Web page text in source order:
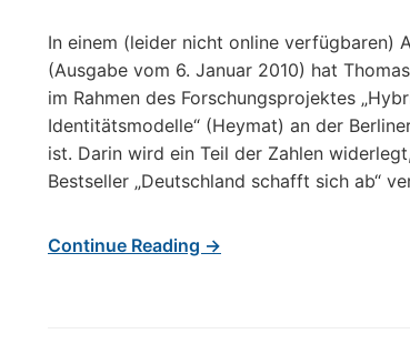
In einem (leider nicht online verfügbaren)
(Ausgabe vom 6. Januar 2010) hat
im Rahmen des Forschungsprojektes
Identitätsmodelle“ (Heymat) an der
ist. Darin wird ein Teil der Zahlen
Bestseller „Deutschland schafft sich ab“
Continue Reading →